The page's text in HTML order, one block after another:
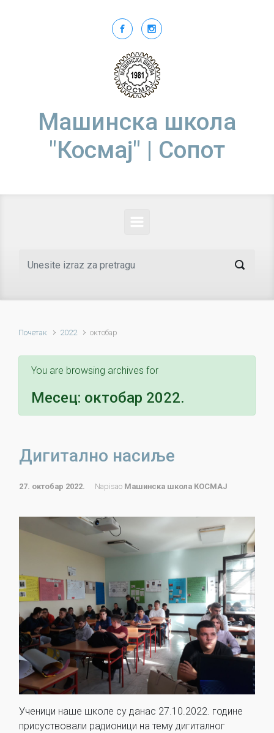
Машинска школа
"Космај" | Сопот
Почетак 2022 октобар
You are browsing archives for
Месец: октобар 2022.
Дигитално насиље
27. октобар 2022. Napisao Машинска школа КОСМАЈ
Ученици наше школе су данас 27.10.2022. године
присуствовали радионици на тему дигиталног